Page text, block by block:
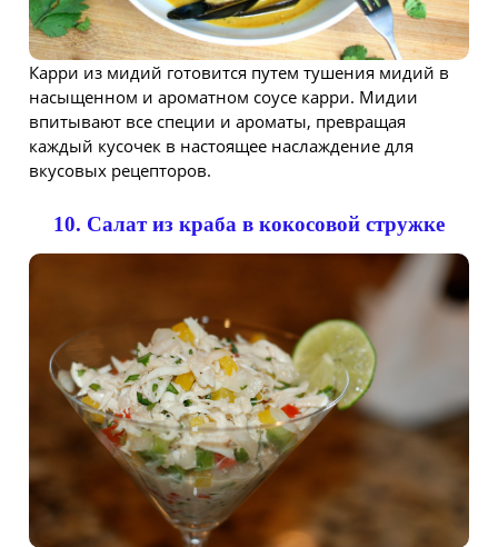
Карри из мидий готовится путем тушения мидий в
насыщенном и ароматном соусе карри. Мидии
впитывают все специи и ароматы, превращая
каждый кусочек в настоящее наслаждение для
вкусовых рецепторов.
10. Салат из краба в кокосовой стружке